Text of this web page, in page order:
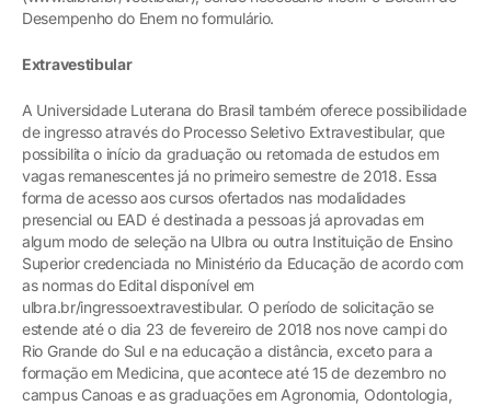
Desempenho do Enem no formulário.
Extravestibular
A Universidade Luterana do Brasil também oferece possibilidade
de ingresso através do Processo Seletivo Extravestibular, que
possibilita o início da graduação ou retomada de estudos em
vagas remanescentes já no primeiro semestre de 2018. Essa
forma de acesso aos cursos ofertados nas modalidades
presencial ou EAD é destinada a pessoas já aprovadas em
algum modo de seleção na Ulbra ou outra Instituição de Ensino
Superior credenciada no Ministério da Educação de acordo com
as normas do Edital disponível em
ulbra.br/ingressoextravestibular. O período de solicitação se
estende até o dia 23 de fevereiro de 2018 nos nove campi do
Rio Grande do Sul e na educação a distância, exceto para a
formação em Medicina, que acontece até 15 de dezembro no
campus Canoas e as graduações em Agronomia, Odontologia,